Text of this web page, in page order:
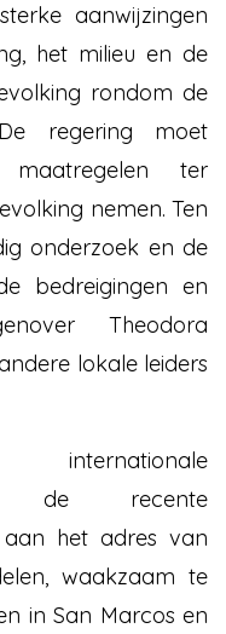
aanwijzingen
het milieu en de
rondom de
regering moet
ter
nemen. Ten
onderzoek en de
bedreigingen en
Theodora
lokale leiders
de recente
het adres van
waakzaam te
in San Marcos en